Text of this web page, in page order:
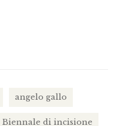
angelo gallo
Biennale di incisione